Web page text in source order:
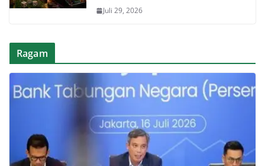
Juli 29, 2026
Ragam